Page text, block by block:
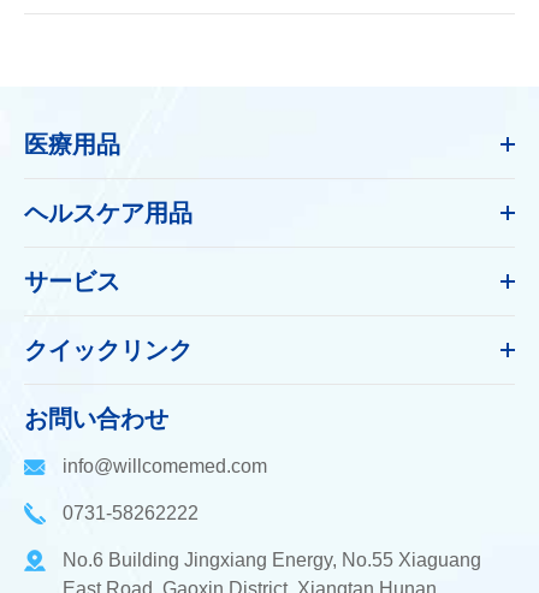
医療用品
ヘルスケア用品
サービス
クイックリンク
お問い合わせ
info@willcomemed.com
0731-58262222
No.6 Building Jingxiang Energy, No.55 Xiaguang
East Road, Gaoxin District, Xiangtan Hunan